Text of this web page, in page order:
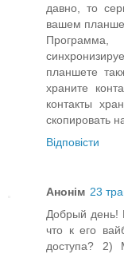
давно, то
вашем
планшете
храните
контакты
скопировать
Відповісти
Анонім 23
Добрый день!
что к его
доступа? 2)